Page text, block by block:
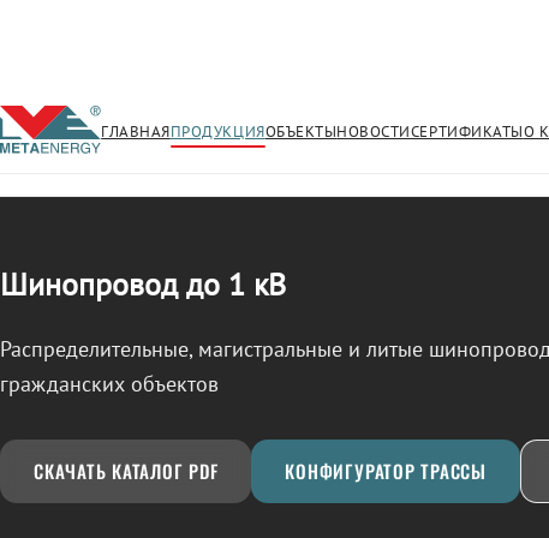
ГЛАВНАЯПРОДУКЦИЯОБЪЕКТЫНОВОСТИСЕРТИФИКАТЫО
← Продукция/ШИНОПРОВОД
Шинопровод до 1 кВ
Распределительные, магистральные и литые
гражданских объектов
СКАЧАТЬ КАТАЛОГ PDF КОНФИГУРАТОР ТРАССЫ